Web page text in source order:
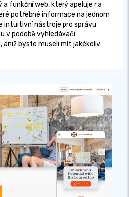
funkční web, který apeluje na
potřebné informace na jednom
intuitivní nástroje pro správu
v podobě vyhledávači
aniž byste museli mít jakékoliv